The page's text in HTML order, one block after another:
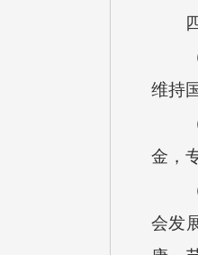
四
（
维持
（
金，
（
会发